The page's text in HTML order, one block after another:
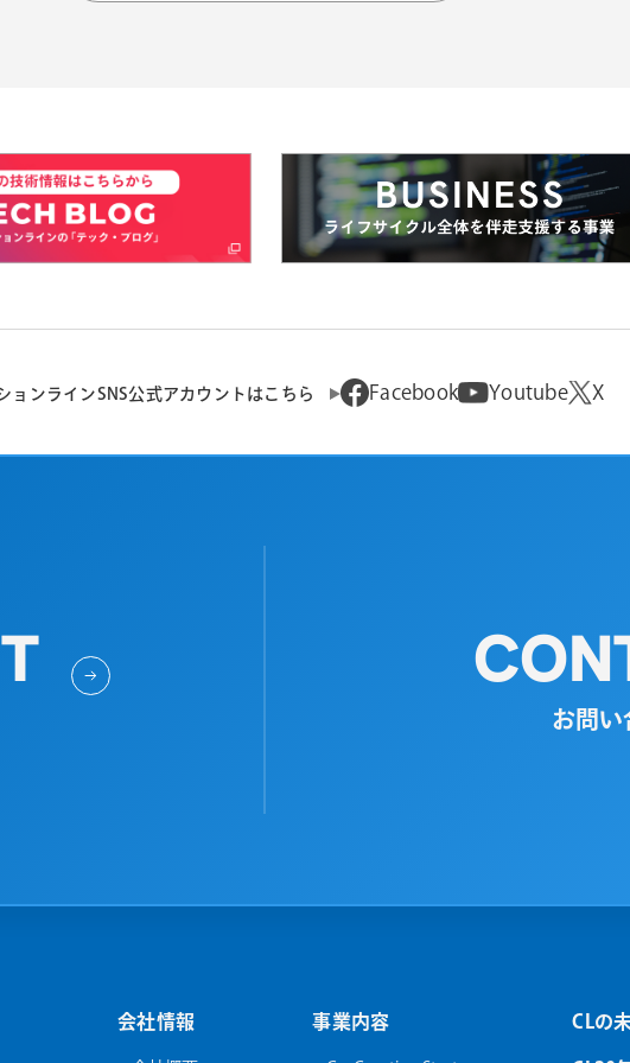
ョンラインSNS公式アカウントはこちら Facebook Youtube X
お問い
会社情報 事業内容 CLの